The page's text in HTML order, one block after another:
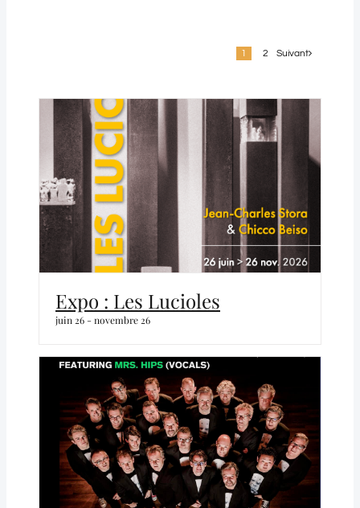
1 2 Suivant
Expo : Les Lucioles
juin 26 - novembre 26